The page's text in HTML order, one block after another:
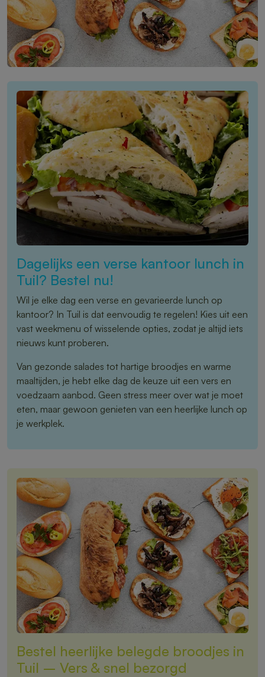
Dagelijks een verse kantoor lunch in
Tuil? Bestel nu!
Wil je elke dag een verse en gevarieerde lunch op
kantoor? In Tuil is dat eenvoudig te regelen! Kies uit een
vast weekmenu of wisselende opties, zodat je altijd iets
nieuws kunt proberen.
Van gezonde salades tot hartige broodjes en warme
maaltijden, je hebt elke dag de keuze uit een vers en
voedzaam aanbod. Geen stress meer over wat je moet
eten, maar gewoon genieten van een heerlijke lunch op
je werkplek.
Bestel heerlijke belegde broodjes in
Tuil – Vers & snel bezorgd